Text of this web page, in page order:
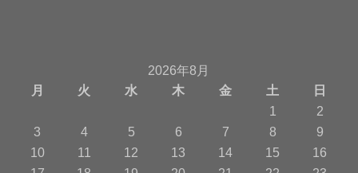
2026年8月
月
火 水 木 金 土
日
1
2
3
4 5 6 7 8
9
10
11 12 13 14 15
16